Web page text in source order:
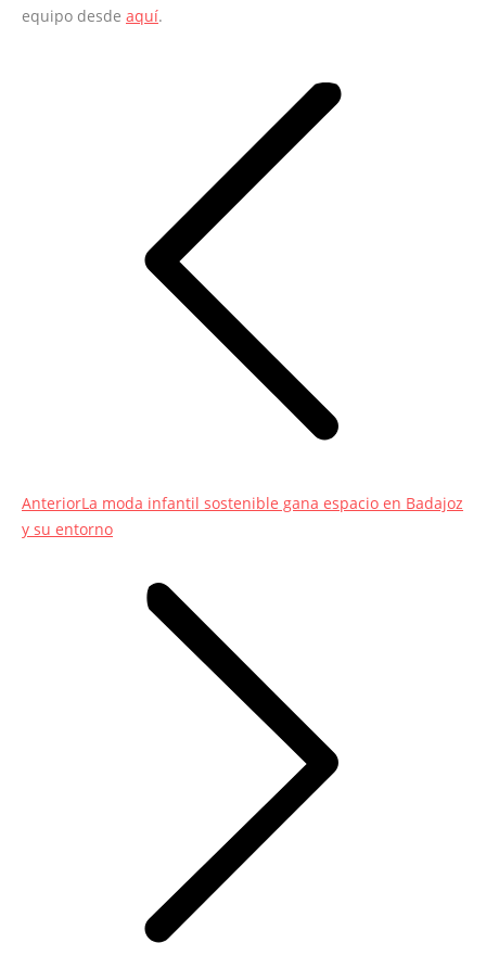
equipo desde aquí.
AnteriorEntrada
anterior:
La moda infantil sostenible gana espacio en Badajoz
y su entorno